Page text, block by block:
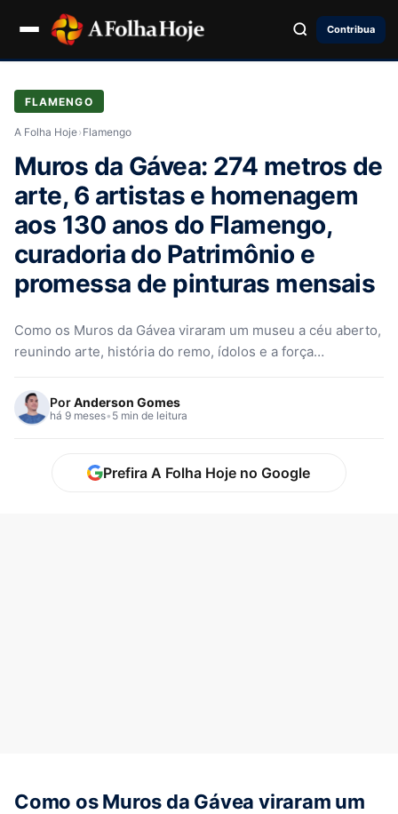
Contribua
FLAMENGO
A Folha Hoje› Flamengo
Muros da Gávea: 274 metros de
arte, 6 artistas e homenagem
aos 130 anos do Flamengo,
curadoria do Patrimônio e
promessa de pinturas mensais
Como os Muros da Gávea viraram um museu a céu aberto,
reunindo arte, história do remo, ídolos e a força…
PorAnderson Gomes
há 9 meses• 5 min de leitura
Prefira A Folha Hoje no Google
Como os Muros da Gávea viraram um